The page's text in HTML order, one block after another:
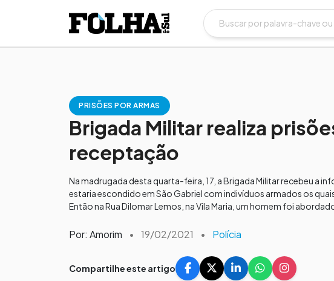
PRISÕES POR ARMAS
Brigada Militar realiza
receptação
Na madrugada desta quarta-feira, 17, a Brigada Militar recebeu a
estaria escondido em São Gabriel com indivíduos armados os
Então na Rua Dilomar Lemos, na Vila Maria, um homem foi
Por: Amorim • 19/02/2021 • Polícia
Compartilhe este artigo